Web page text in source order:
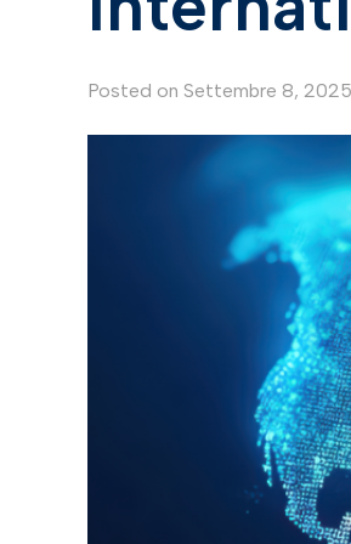
Posted on Settembre 8, 2025